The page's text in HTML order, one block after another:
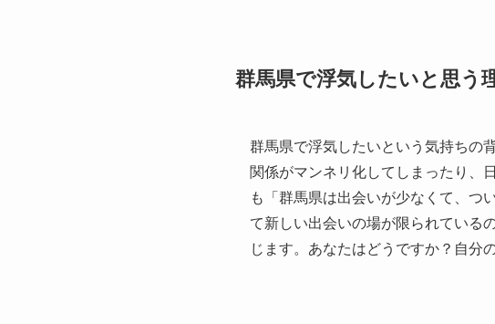
群馬県で浮気したいと思う
群馬県で浮気したいという気持ちの
関係がマンネリ化してしまったり、
も「群馬県は出会いが少なくて、つ
て新しい出会いの場が限られている
じます。あなたはどうですか？自分